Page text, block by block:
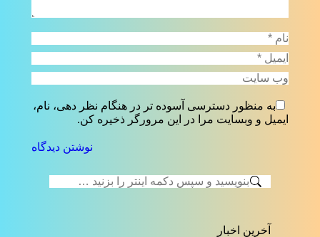
نام *
ایمیل *
وب سایت
به منظور دسترسی آسوده تر در هنگام نظر دهی، نام،
ایمیل و وبسایت مرا در این مرورگر ذخیره کن.
نوشتن دیدگاه
جستجو:
آخرین اخبار